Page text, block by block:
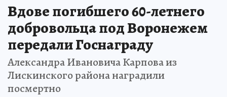
Вдове погибшего 60-летнего
добровольца под Воронежем
передали Госнаграду
Александра Ивановича Карпова из
Лискинского района наградили
посмертно